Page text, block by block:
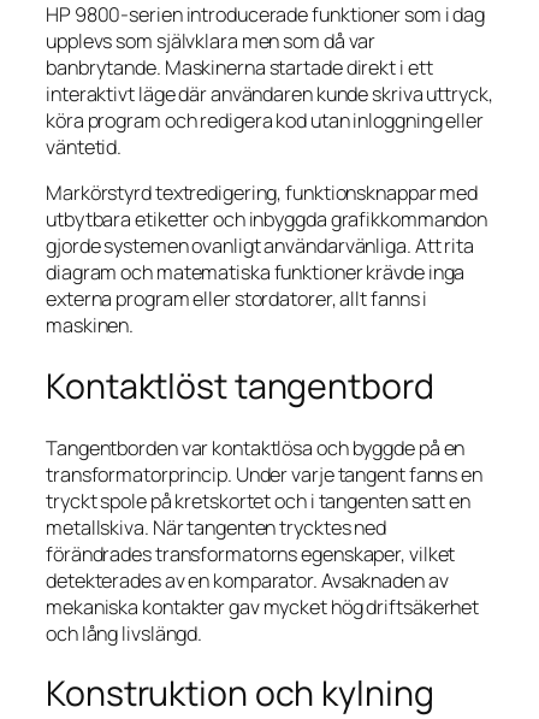
HP 9800-serien introducerade funktioner som i dag
upplevs som självklara men som då var
banbrytande. Maskinerna startade direkt i ett
interaktivt läge där användaren kunde skriva uttryck,
köra program och redigera kod utan inloggning eller
väntetid.
Markörstyrd textredigering, funktionsknappar med
utbytbara etiketter och inbyggda grafikkommandon
gjorde systemen ovanligt användarvänliga. Att rita
diagram och matematiska funktioner krävde inga
externa program eller stordatorer, allt fanns i
maskinen.
Kontaktlöst tangentbord
Tangentborden var kontaktlösa och byggde på en
transformatorprincip. Under varje tangent fanns en
tryckt spole på kretskortet och i tangenten satt en
metallskiva. När tangenten trycktes ned
förändrades transformatorns egenskaper, vilket
detekterades av en komparator. Avsaknaden av
mekaniska kontakter gav mycket hög driftsäkerhet
och lång livslängd.
Konstruktion och kylning